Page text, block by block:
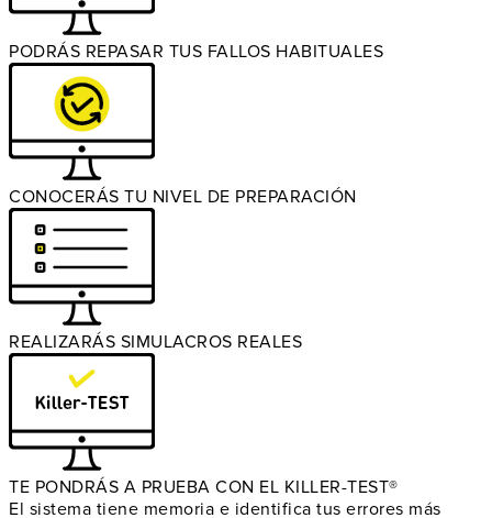
PODRÁS REPASAR TUS FALLOS HABITUALES
CONOCERÁS TU NIVEL DE PREPARACIÓN
REALIZARÁS SIMULACROS REALES
TE PONDRÁS A PRUEBA CON EL KILLER-TEST®
El sistema tiene memoria e identifica tus errores más